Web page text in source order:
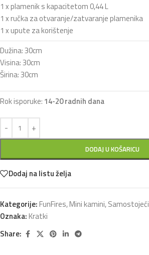
1 x plamenik s kapacitetom 0,44 L
1 x ručka za otvaranje/zatvaranje plamenika
1 x upute za korištenje
Dužina: 30cm
Visina: 30cm
Širina: 30cm
Rok isporuke: 14-20 radnih dana
DODAJ U KOŠARICU
Dodaj na listu želja
Kategorije:FunFires,Mini kamini,
Oznaka:Kratki
Share: